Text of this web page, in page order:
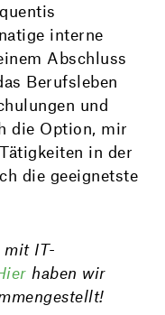
interne
Abschluss
Berufsleben
und
die Option, mir
in der
die geeignetste
mit IT-
haben wir